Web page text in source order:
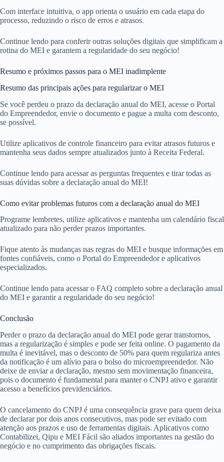
Com interface intuitiva, o app orienta o usuário em cada etapa do
processo, reduzindo o risco de erros e atrasos.
Continue lendo para conferir outras soluções digitais que simplificam a
rotina do MEI e garantem a regularidade do seu negócio!
Resumo e próximos passos para o MEI inadimplente
Resumo das principais ações para regularizar o MEI
Se você perdeu o prazo da declaração anual do MEI, acesse o Portal
do Empreendedor, envie o documento e pague a multa com desconto,
se possível.
Utilize aplicativos de controle financeiro para evitar atrasos futuros e
mantenha seus dados sempre atualizados junto à Receita Federal.
Continue lendo para acessar as perguntas frequentes e tirar todas as
suas dúvidas sobre a declaração anual do MEI!
Como evitar problemas futuros com a declaração anual do MEI
Programe lembretes, utilize aplicativos e mantenha um calendário fiscal
atualizado para não perder prazos importantes.
Fique atento às mudanças nas regras do MEI e busque informações em
fontes confiáveis, como o Portal do Empreendedor e aplicativos
especializados.
Continue lendo para acessar o FAQ completo sobre a declaração anual
do MEI e garantir a regularidade do seu negócio!
Conclusão
Perder o prazo da declaração anual do MEI pode gerar transtornos,
mas a regularização é simples e pode ser feita online. O pagamento da
multa é inevitável, mas o desconto de 50% para quem regulariza antes
da notificação é um alívio para o bolso do microempreendedor. Não
deixe de enviar a declaração, mesmo sem movimentação financeira,
pois o documento é fundamental para manter o CNPJ ativo e garantir
acesso a benefícios previdenciários.
O cancelamento do CNPJ é uma consequência grave para quem deixa
de declarar por dois anos consecutivos, mas pode ser evitado com
atenção aos prazos e uso de ferramentas digitais. Aplicativos como
Contabilizei, Qipu e MEI Fácil são aliados importantes na gestão do
negócio e no cumprimento das obrigações fiscais.